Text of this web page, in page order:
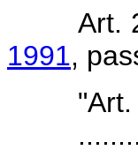
Art.
1991,